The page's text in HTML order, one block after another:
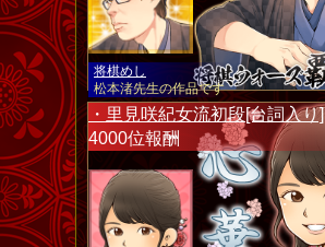
将棋めし
松本渚先生の作品です
・里見咲紀女流初段[台詞入り]
4000位報酬